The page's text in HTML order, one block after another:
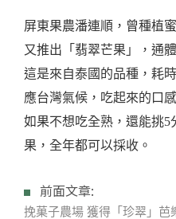
屏東果農潘連順，曾種植
又推出「翡翠芒果」，通
這是來自泰國的品種，耗
應台灣氣候，吃起來的口
如果不想吃全熟，還能挑5
果，全年都可以採收。
前面文章:
挽菓子農場 獲得「珍翠」芭